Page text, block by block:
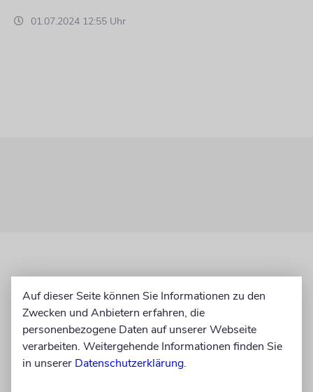
01.07.2024 12:55 Uhr
Auf dieser Seite können Sie Informationen zu den
Zwecken und Anbietern erfahren, die
personenbezogene Daten auf unserer Webseite
verarbeiten. Weitergehende Informationen finden Sie
in unserer Datenschutzerklärung.